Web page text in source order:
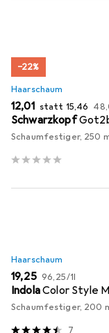
−22%
Haarschaum
EUR
12,01 statt EUR
15,46
Schwarzkopf
Schaumfestiger, 250
Haarschaum
EUR
19,25 EUR
96,25/1l
IndolaColor Style
Schaumfestiger, 200
7